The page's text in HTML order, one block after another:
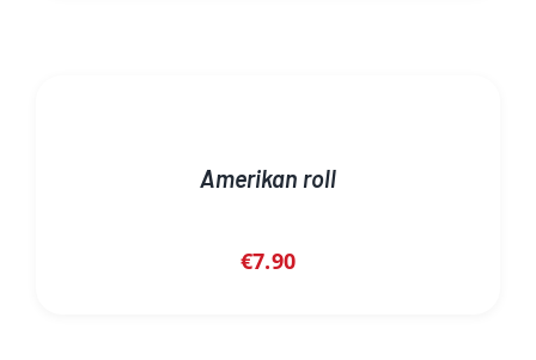
Amerikan roll
€7.90